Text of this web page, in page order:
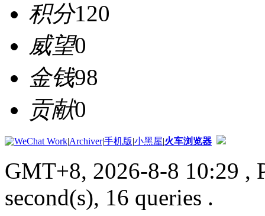
积分120
威望0
金钱98
贡献0
|Archiver|手机版|小黑屋|火车浏览器
GMT+8, 2026-8-8 10:29 ,
second(s), 16 queries .